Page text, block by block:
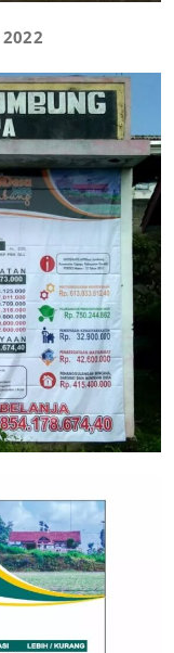
2022